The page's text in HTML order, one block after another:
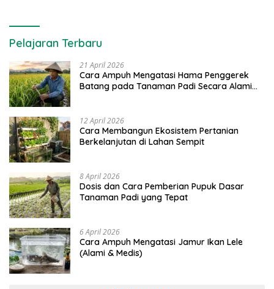
Pelajaran Terbaru
21 April 2026
Cara Ampuh Mengatasi Hama Penggerek
Batang pada Tanaman Padi Secara Alami
12 April 2026
Cara Membangun Ekosistem Pertanian
Berkelanjutan di Lahan Sempit
8 April 2026
Dosis dan Cara Pemberian Pupuk Dasar
Tanaman Padi yang Tepat
6 April 2026
Cara Ampuh Mengatasi Jamur Ikan Lele
(Alami & Medis)